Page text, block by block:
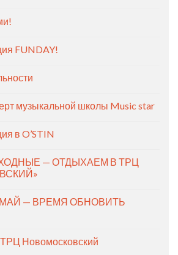
FUNDAY!
музыкальной школы Music star
в O’STIN
— ОТДЫХАЕМ В ТРЦ
МАЙ — ВРЕМЯ ОБНОВИТЬ
Новомосковский